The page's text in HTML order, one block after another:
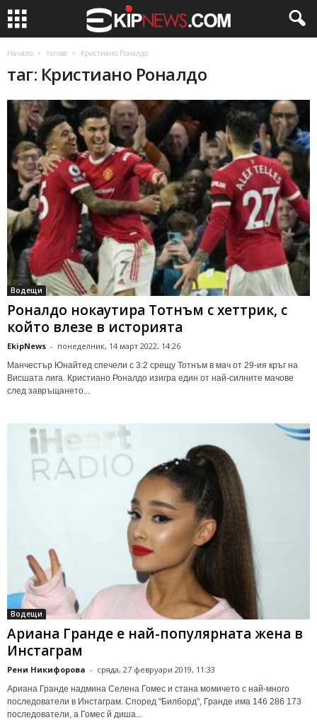
Начало тагове Кристиано Роналдо
таг: Кристиано Роналдо
Водещи
Роналдо нокаутира Тотнъм с хеттрик, с
който влезе в историята
EkipNews - понеделник, 14 март 2022, 14:26
Манчестър Юнайтед спечели с 3:2 срещу Тотнъм в мач от 29-ия кръг на
Висшата лига. Кристиано Роналдо изигра един от най-силните мачове
след завръщането...
Водещи
Ариана Гранде е най-популярната жена в
Инстаграм
Рени Никифорова - сряда, 27 февруари 2019, 11:33
Ариана Гранде надмина Селена Гомес и стана момичето с най-много
последователи в Инстаграм. Според "Билборд", Гранде има 146 286 173
последователи, а Гомес й диша...